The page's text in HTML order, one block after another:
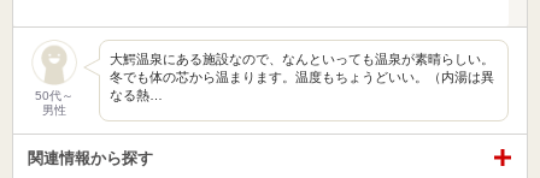
50代～
男性
大鰐温泉にある施設なので、なんといっても温泉が素晴らしい。
冬でも体の芯から温まります。温度もちょうどいい。（内湯は異
なる熱…
関連情報から探す